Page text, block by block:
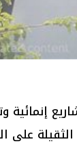
إنمائية
على